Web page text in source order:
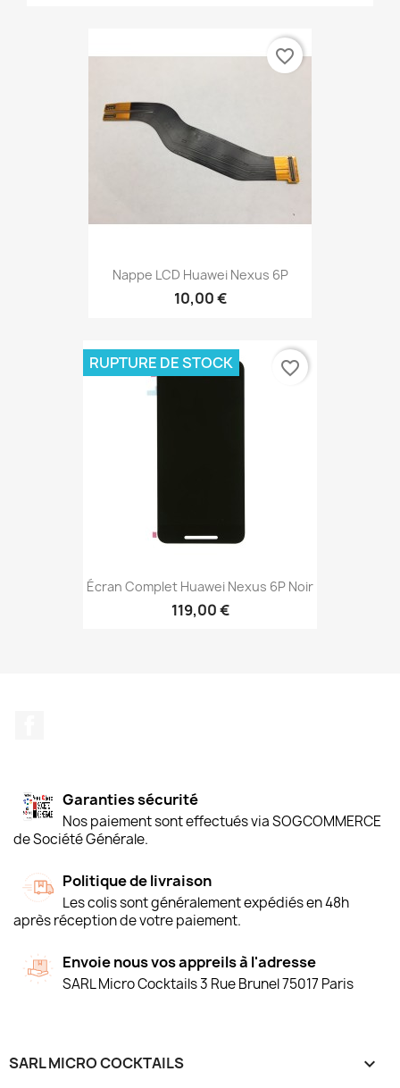
Nappe LCD Huawei Nexus 6P
10,00 €
favorite_border
Écran Complet Huawei Nexus 6P Noir
119,00 €
RUPTURE DE STOCK favorite_border
Garanties sécurité
Nos paiement sont effectués via SOGCOMMERCE
de Société Générale.
Politique de livraison
Les colis sont généralement expédiés en 48h
après réception de votre paiement.
Envoie nous vos appreils à l'adresse
SARL Micro Cocktails 3 Rue Brunel 75017 Paris
SARL MICRO COCKTAILS 